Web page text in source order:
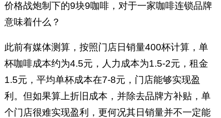
价格战炮制下的9块9咖啡，对于一家咖啡连锁品牌
意味着什么？
此前有媒体测算，按照门店日销量400杯计算，单
杯咖啡成本约为4.5元，人力成本为1.5-2元，租金
1.5元，平均单杯成本在7-8元，门店能够实现盈
利。但如果算上折旧成本，并除去品牌方补贴，单
个门店很难实现盈利，更何况其日销量并不一定能